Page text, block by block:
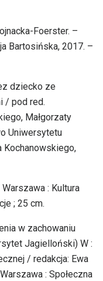
Foerster. –
Bartosińska, 2017. –
dziecko ze
/ pod red.
Małgorzaty
Uniwersytetu
Kochanowskiego,
: Kultura
; 25 cm.
w zachowaniu
Jagielloński) W :
/ redakcja: Ewa
: Społeczna